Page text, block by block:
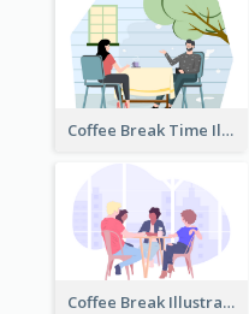
Coffee Break Time Illustration
Coffee Break Illustration